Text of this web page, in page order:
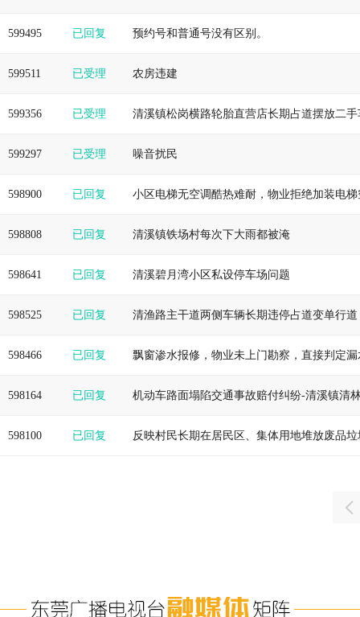
599495 已回复 预约号和普通号没有区别。
599511 已受理 农房违建
599356 已受理
599297 已受理 噪音扰民
598900 已回复
598808 已回复 清溪镇铁场村每次下大雨都被淹
598641 已回复 清溪碧月湾小区私设停车场问题
598525 已回复 清渔路主干道两侧车辆长期违停占道变单行道
598466 已回复
598164 已回复
598100 已回复